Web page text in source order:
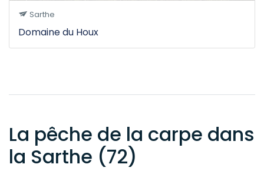
Sarthe
Domaine du Houx
La pêche de la carpe dans
la Sarthe (72)